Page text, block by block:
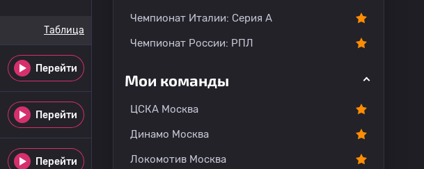
Таблица
Перейти
Перейти
Перейти
Чемпионат Италии: Серия А
Чемпионат России: РПЛ
Мои команды
ЦСКА Москва
Динамо Москва
Локомотив Москва